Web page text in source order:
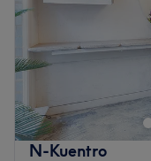
Suchst du einen
Dann ist der Salon
Gallus wie für dich
deine individuelle
Beratung gefunden.
N-Kuentro